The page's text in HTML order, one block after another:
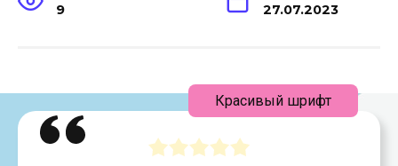
9 27.07.2023
Красивый шрифт